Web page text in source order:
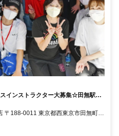
インストラクター大募集☆田無駅徒
2分